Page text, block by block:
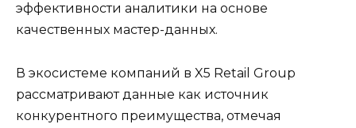
эффективности аналитики на основе
качественных мастер-данных.
В экосистеме компаний в X5 Retail Group
рассматривают данные как источник
конкурентного преимущества, отмечая